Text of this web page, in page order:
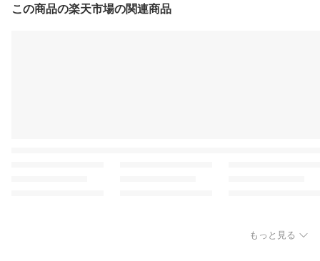
この商品の楽天市場の関連商品
もっと見る